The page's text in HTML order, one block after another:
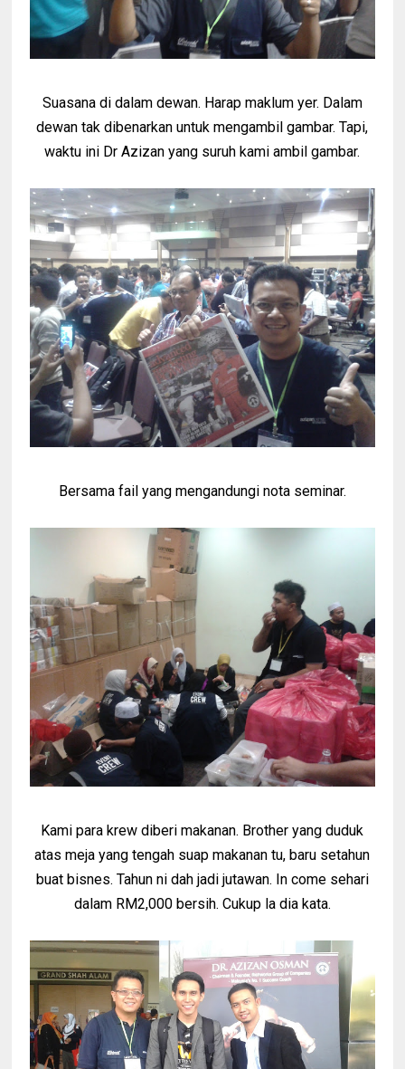
Suasana di dalam dewan. Harap maklum yer. Dalam
dewan tak dibenarkan untuk mengambil gambar. Tapi,
waktu ini Dr Azizan yang suruh kami ambil gambar.
Bersama fail yang mengandungi nota seminar.
Kami para krew diberi makanan. Brother yang duduk
atas meja yang tengah suap makanan tu, baru setahun
buat bisnes. Tahun ni dah jadi jutawan. In come sehari
dalam RM2,000 bersih. Cukup la dia kata.